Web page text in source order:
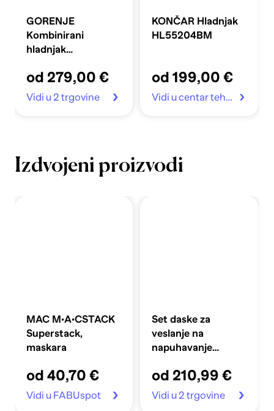
GORENJE
Kombinirani
hladnjak
od 279,00 €
Vidi u 2 trgovine
KONČAR Hladnjak
HL55204BM
od 199,00 €
Vidi u centar tehnike
Izdvojeni proizvodi
MAC M·A·CSTACK
Superstack,
maskara
od 40,70 €
Vidi u FABUspot
Set daske za
veslanje na
napuhavanje
plavi
od 210,99 €
Vidi u 2 trgovine